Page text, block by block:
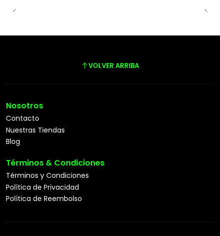
VOLVER ARRIBA
Nosotros
Contacto
Nuestras Tiendas
Blog
Términos & Condiciones
Términos y Condiciones
Política de Privacidad
Política de Reembolso